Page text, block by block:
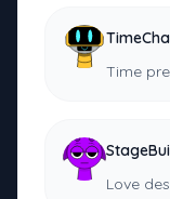
Time
Love